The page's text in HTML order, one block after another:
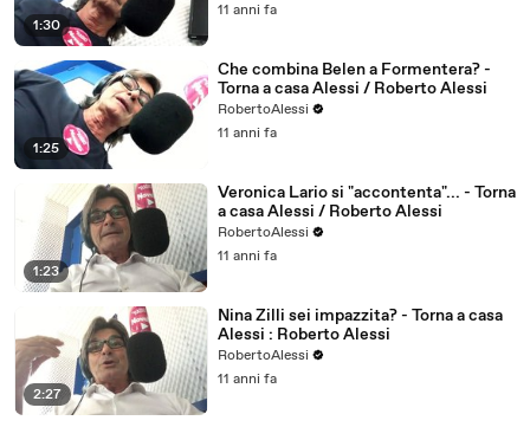
1:30
11 anni fa
1:25
Che combina Belen a Formentera? -
Torna a casa Alessi / Roberto Alessi
RobertoAlessi
11 anni fa
1:23
Veronica Lario si "accontenta"... - Torna
a casa Alessi / Roberto Alessi
RobertoAlessi
11 anni fa
2:27
Nina Zilli sei impazzita? - Torna a casa
Alessi : Roberto Alessi
RobertoAlessi
11 anni fa